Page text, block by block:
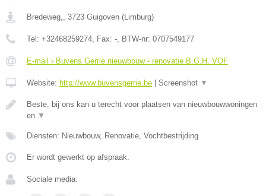
Bredeweg,, 3723 Guigoven (Limburg)
Tel: +32468259274, Fax: -, BTW-nr: 0707549177
E-mail › Buvens Gerrie nieuwbouw - renovatie B.G.H. VOF
Website: http://www.buvensgerrie.be Screenshot ▼
Beste, bij ons kan u terecht voor plaatsen van nieuwbouwwoningen
en ▼
Diensten: Nieuwbouw, Renovatie, Vochtbestrijding
Er wordt gewerkt op afspraak.
Sociale media: